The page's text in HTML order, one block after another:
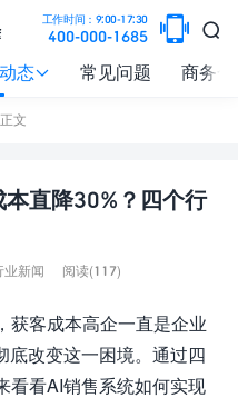

工作时间：9:00-17:30
400-000-1685 
态 常见问题 商务
文
直降30%？四个行
业新闻 阅读(117)
获客成本高企一直是企业
底改变这一困境。通过四
看看AI销售系统如何实现